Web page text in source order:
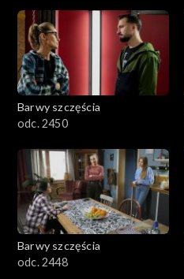
Barwy szczęścia
odc. 2450
Barwy szczęścia
odc. 2448